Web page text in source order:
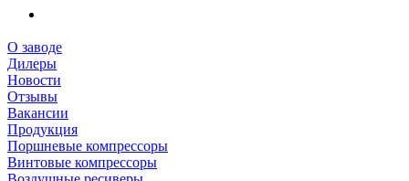
О заводе
Дилеры
Новости
Отзывы
Вакансии
Продукция
Поршневые компрессоры
Винтовые компрессоры